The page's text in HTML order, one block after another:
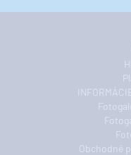
Obchodné